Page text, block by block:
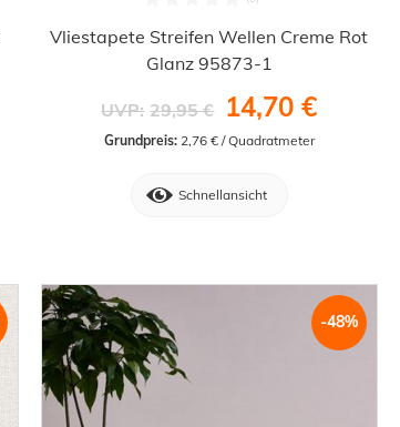
Vliestapete Streifen Wellen Creme Rot
Glanz 95873-1
UVP: 29,95 € 14,70 €
Grundpreis: 2,76 € / Quadratmeter
Schnellansicht
-48%